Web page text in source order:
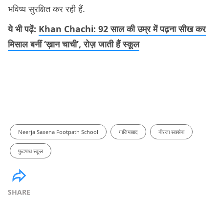
भविष्य सुरक्षित कर रही हैं.
ये भी पढ़ें: Khan Chachi: 92 साल की उम्र में पढ़ना सीख कर
मिसाल बनीं ‘ख़ान चाची’, रोज़ जाती हैं स्कूल
Neerja Saxena Footpath School गाजियाबाद नीरजा सक्सेना
फुटपाथ स्कूल
SHARE